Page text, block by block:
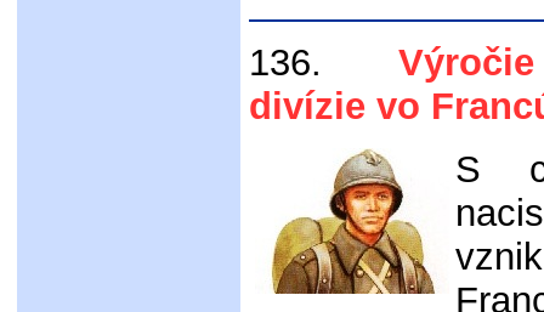
136.
Výročie
divízie vo
S